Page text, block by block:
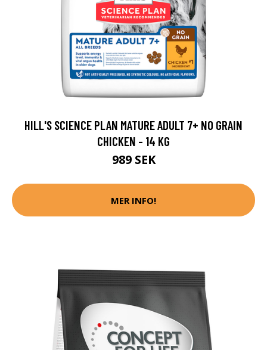
HILL'S SCIENCE PLAN MATURE ADULT 7+ NO GRAIN
CHICKEN - 14 KG
989 SEK
MER INFO!